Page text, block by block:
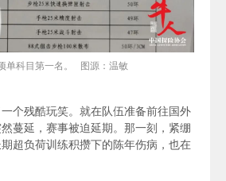
单科目第一名。 图源：温敏
个残酷玩笑。 就在队伍准备前往国外
蔓延，赛事被迫延期。那一刻，紧绷
超负荷训练积攒下的陈年伤病，也在